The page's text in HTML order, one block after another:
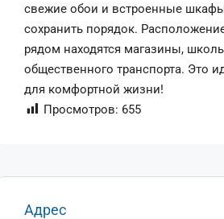
свежие обои и встроенные
сохранить порядок.
рядом находятся магазины,
общественного транспорта. Это
для комфортной жизни!
Просмотров: 655
Адрес